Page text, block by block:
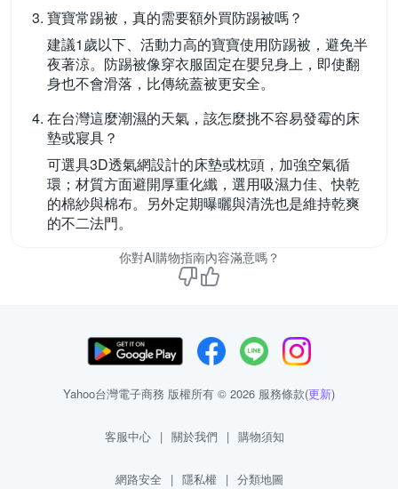
寶寶常踢被，真的需要額外買防踢被嗎？
建議1歲以下、活動力高的寶寶使用防踢被，避免半
夜著涼。防踢被像穿衣服固定在嬰兒身上，即使翻
身也不會滑落，比傳統蓋被更安全。
在台灣這麼潮濕的天氣，該怎麼挑不容易發霉的床
墊或寢具？
可選具3D透氣網設計的床墊或枕頭，加強空氣循
環；材質方面避開厚重化纖，選用吸濕力佳、快乾
的棉紗與棉布。另外定期曝曬與清洗也是維持乾爽
的不二法門。
你對AI購物指南內容滿意嗎？
Yahoo台灣電子商務 版權所有 © 2026 服務條款(更新)
客服中心 | 關於我們 | 購物須知
網路安全 | 隱私權 | 分類地圖